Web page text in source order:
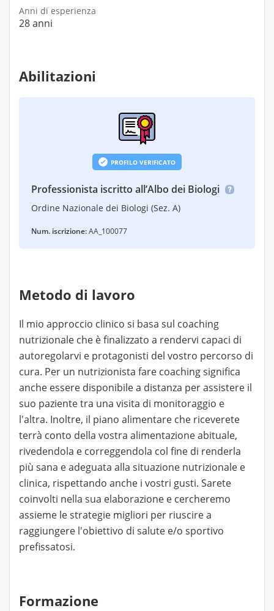
Anni di esperienza
28 anni
Abilitazioni
PROFILO VERIFICATO
Professionista iscritto all’Albo dei Biologi
Ordine Nazionale dei Biologi (Sez. A)
Num. iscrizione:AA_100077
Metodo di lavoro
Il mio approccio clinico si basa sul coaching
nutrizionale che è finalizzato a rendervi capaci di
autoregolarvi e protagonisti del vostro percorso di
cura. Per un nutrizionista fare coaching significa
anche essere disponibile a distanza per assistere il
suo paziente tra una visita di monitoraggio e
l'altra. Inoltre, il piano alimentare che riceverete
terrà conto della vostra alimentazione abituale,
rivedendola e correggendola col fine di renderla
più sana e adeguata alla situazione nutrizionale e
clinica, rispettando anche i vostri gusti. Sarete
coinvolti nella sua elaborazione e cercheremo
assieme le strategie migliori per riuscire a
raggiungere l'obiettivo di salute e/o sportivo
prefissatosi.
Formazione